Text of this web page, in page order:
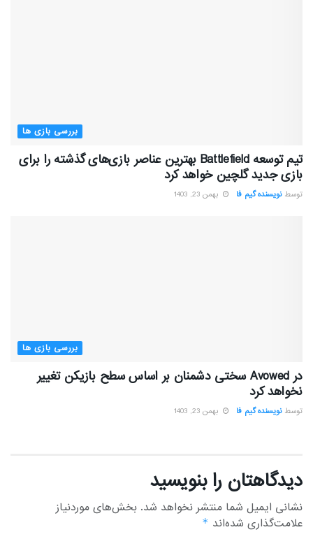
بررسی بازی ها
تیم توسعه Battlefield بهترین عناصر بازی‌های گذشته را برای
بازی جدید گلچین خواهد کرد
توسط نویسنده گیم فا بهمن 23, 1403
بررسی بازی ها
در Avowed سختی دشمنان بر اساس سطح بازیکن تغییر
نخواهد کرد
توسط نویسنده گیم فا بهمن 23, 1403
دیدگاهتان را بنویسید
نشانی ایمیل شما منتشر نخواهد شد. بخش‌های موردنیاز
علامت‌گذاری شده‌اند *